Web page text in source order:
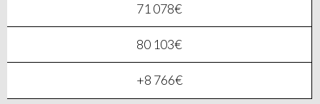
71 078€
80 103€
+8 766€